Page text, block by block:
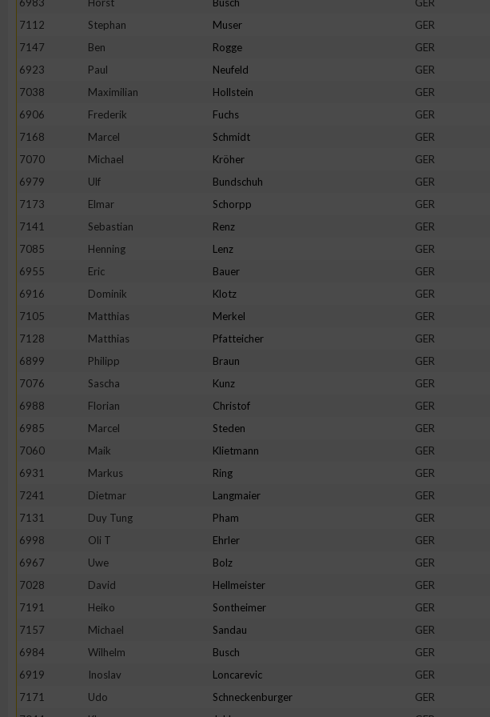
7112
Stephan Muser GER
7147
Ben Rogge GER
6923
Paul Neufeld GER
7038
Maximilian Hollstein GER
6906
Frederik Fuchs GER
7168
Marcel Schmidt GER
7070
Michael Kröher GER
6979
Ulf Bundschuh GER
7173
Elmar Schorpp GER
7141
Sebastian Renz GER
7085
Henning Lenz GER
6955
Eric Bauer GER
6916
Dominik Klotz GER
7105
Matthias Merkel GER
7128
Matthias Pfatteicher GER
6899
Philipp Braun GER
7076
Sascha Kunz GER
6988
Florian Christof GER
6985
Marcel Steden GER
7060
Maik Klietmann GER
6931
Markus Ring GER
7241
Dietmar Langmaier GER
7131
Duy Tung Pham GER
6998
Oli T Ehrler GER
6967
Uwe Bolz GER
7028
David Hellmeister GER
7191
Heiko Sontheimer GER
7157
Michael Sandau GER
6984
Wilhelm Busch GER
6919
Inoslav Loncarevic GER
7171
Udo Schneckenburger GER
Erstellung von Profilen zur Personalisierung von Inhalten
Messung der Werbeleistung
Messung der Performance von Inhalten
Analyse von Zielgruppen durch Statistiken oder Kombinationen von Daten aus
Entwicklung und Verbesserung der Angebote
IAB-Besonderheiten:
Geräte anhand von aktiv angeforderten Informationen identifizieren
Nicht-IAB-Verarbeitungszwecke:
Notwendig
Performance
Funktional